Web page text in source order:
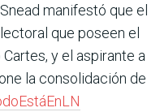
manifestó que el
que poseen el
y el aspirante a
la consolidación de